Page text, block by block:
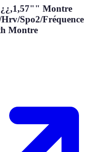
Montre
Spo2/Fréquence
Montre